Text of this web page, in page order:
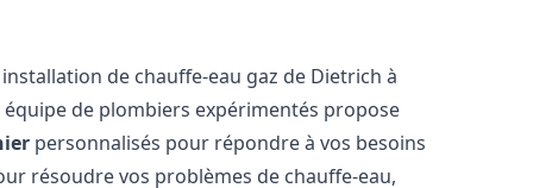
de chauffe-eau gaz de Dietrich à
de plombiers expérimentés propose
personnalisés pour répondre à vos besoins
résoudre vos problèmes de chauffe-eau,